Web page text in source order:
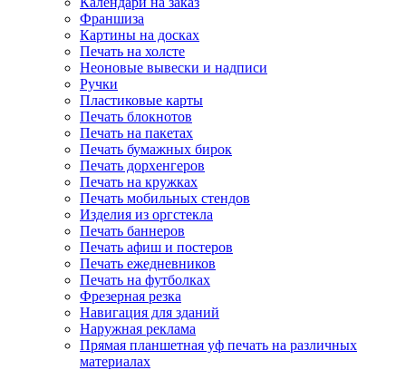
Франшиза
Картины на досках
Печать на холсте
Неоновые вывески и надписи
Ручки
Пластиковые карты
Печать блокнотов
Печать на пакетах
Печать бумажных бирок
Печать дорхенгеров
Печать на кружках
Печать мобильных стендов
Изделия из оргстекла
Печать баннеров
Печать афиш и постеров
Печать ежедневников
Печать на футболках
Фрезерная резка
Навигация для зданий
Наружная реклама
Прямая планшетная уф печать на различных
материалах